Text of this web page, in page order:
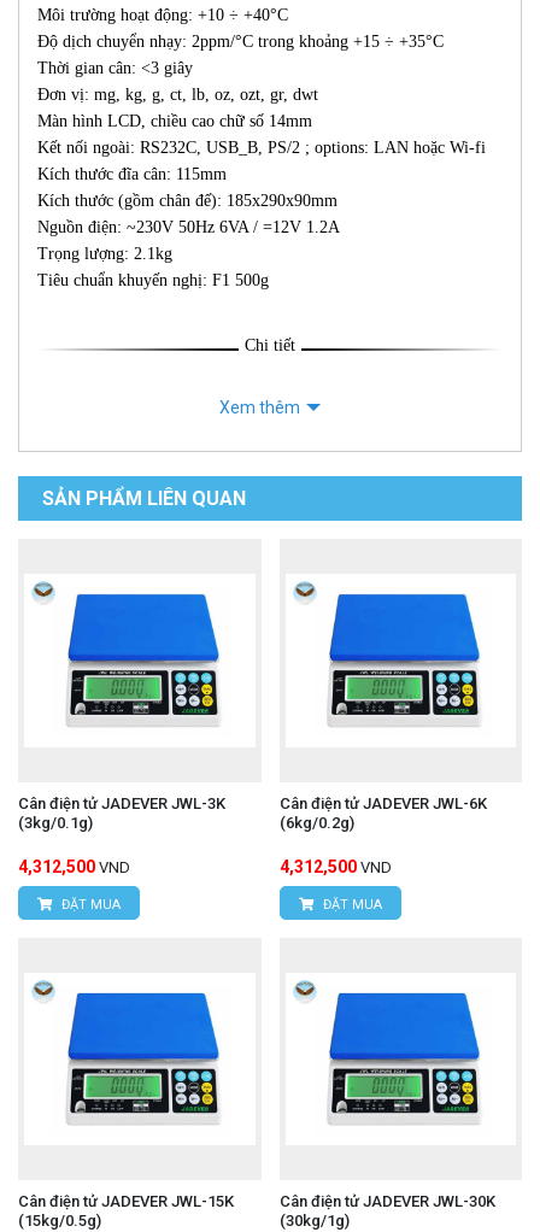
Môi trường hoạt động: +10 ÷ +40°C
Độ dịch chuyển nhạy: 2ppm/°C trong khoảng +15 ÷ +35°C
Thời gian cân: <3 giây
Đơn vị: mg, kg, g, ct, lb, oz, ozt, gr, dwt
Màn hình LCD, chiều cao chữ số 14mm
Kết nối ngoài: RS232C, USB_B, PS/2 ; options: LAN hoặc Wi-fi
Kích thước đĩa cân: 115mm
Kích thước (gồm chân đế): 185x290x90mm
Nguồn điện: ~230V 50Hz 6VA / =12V 1.2A
Trọng lượng: 2.1kg
Tiêu chuẩn khuyến nghị: F1 500g
Chi tiết
Xem thêm
SẢN PHẨM LIÊN QUAN
Cân điện tử JADEVER JWL-3K
(3kg/0.1g)
4,312,500 VND
ĐẶT MUA
Cân điện tử JADEVER JWL-6K
(6kg/0.2g)
4,312,500 VND
ĐẶT MUA
Cân điện tử JADEVER JWL-15K
(15kg/0.5g)
Cân điện tử JADEVER JWL-30K
(30kg/1g)